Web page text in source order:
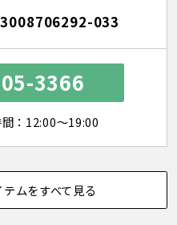
033
3366
：12:00～19:00
ムをすべて見る